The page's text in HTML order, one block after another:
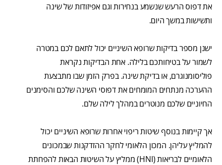
את דפוס הרעש שנשמע בנחירות וגם אפיזודות של שינה
ותשישות במשך היום.
ישנן מספר בדיקות שרופא השיניים יכול לתאם לכם במטרה
לשמור על בטיחותכם בלילה. אחת הבדיקות נקראת
פוליסומנוגרם, או בדיקת שינה. בפרק הזמן שבו מתבצעת
ההערכה מנתחים המומחים את דפוסי השינה שלכם והסימנים
החיוניים שלכם מנוטרים במהלך לילה שלם.
אך קיימות בנוסף שיטות ריפוי אחרות שרופא השיניים יכול
להמליץ עליהן. המכון הלאומי לחקר ההזדקנות שבמכונים
הלאומיים לבריאות (HNI) ממליץ על השיטות הבאות להפחתת